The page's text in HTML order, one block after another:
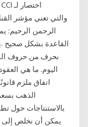
الرحمن الرحيم:
القاعدة بشكل صحيح
اليوم. ما هي
اتفاق ملزم
الذهب
بالاستنتاجات حول
يمكن أن نخلص إلى